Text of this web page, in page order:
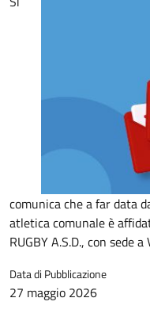
comunica che a far data
atletica comunale è
RUGBY A.S.D., con sede
Data di Pubblicazione
27 maggio 2026